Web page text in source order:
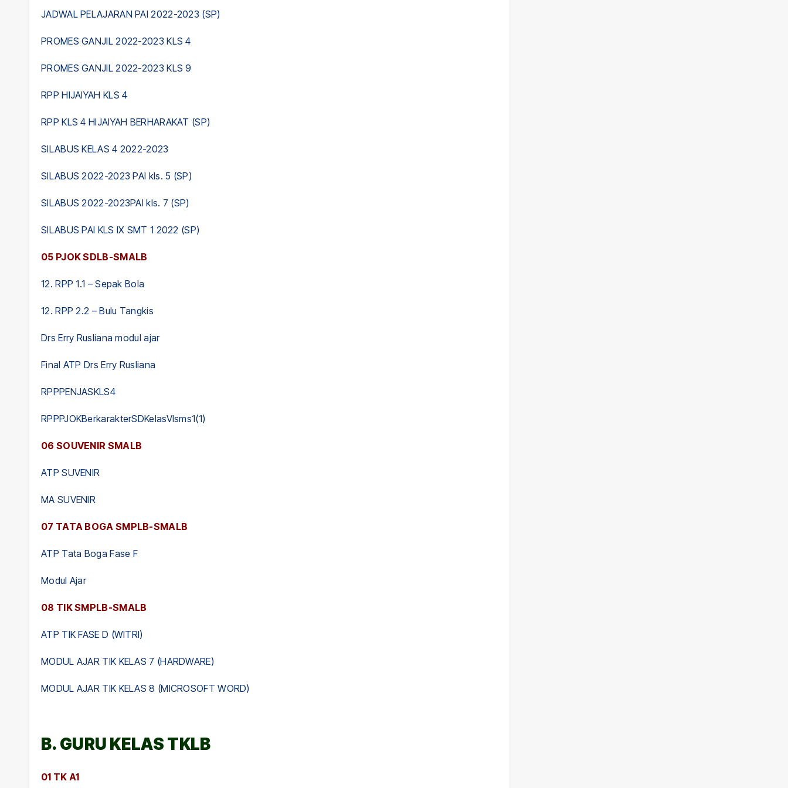
JADWAL PELAJARAN PAI 2022-2023 (SP)
PROMES GANJIL 2022-2023 KLS 4
PROMES GANJIL 2022-2023 KLS 9
RPP HIJAIYAH KLS 4
RPP KLS 4 HIJAIYAH BERHARAKAT (SP)
SILABUS KELAS 4 2022-2023
SILABUS 2022-2023 PAI kls. 5 (SP)
SILABUS 2022-2023PAI kls. 7 (SP)
SILABUS PAI KLS IX SMT 1 2022 (SP)
05 PJOK SDLB-SMALB
12. RPP 1.1 – Sepak Bola
12. RPP 2.2 – Bulu Tangkis
Drs Erry Rusliana modul ajar
Final ATP Drs Erry Rusliana
RPPPENJASKLS4
RPPPJOKBerkarakterSDKelasVIsms1(1)
06 SOUVENIR SMALB
ATP SUVENIR
MA SUVENIR
07 TATA BOGA SMPLB-SMALB
ATP Tata Boga Fase F
Modul Ajar
08 TIK SMPLB-SMALB
ATP TIK FASE D (WITRI)
MODUL AJAR TIK KELAS 7 (HARDWARE)
MODUL AJAR TIK KELAS 8 (MICROSOFT WORD)
B. GURU KELAS TKLB
01 TK A1